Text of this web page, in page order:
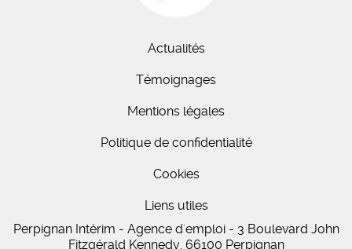
Actualités
Témoignages
Mentions légales
Politique de confidentialité
Cookies
Liens utiles
Perpignan Intérim - Agence d'emploi - 3 Boulevard John
Fitzgérald Kennedy, 66100 Perpignan